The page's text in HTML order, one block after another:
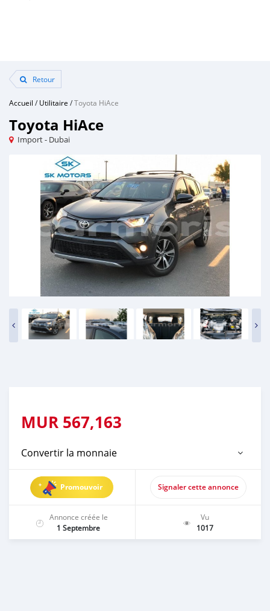
Retour
Accueil /Utilitaire /Toyota HiAce
Toyota HiAce
Import - Dubai
MUR 567,163
Convertir la monnaie
Promouvoir Signaler cette annonce
Annonce créée le
1 Septembre
Vu
1017